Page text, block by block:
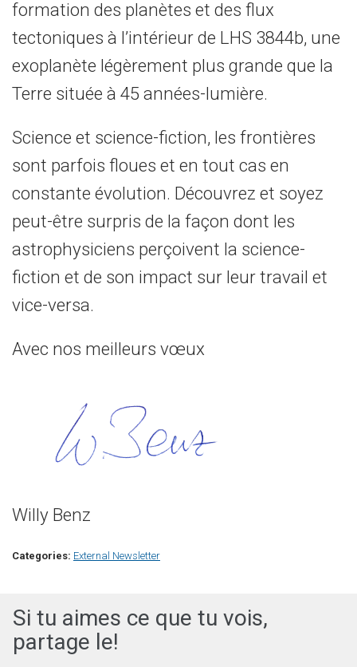
formation des planètes et des flux
tectoniques à l’intérieur de LHS 3844b, une
exoplanète légèrement plus grande que la
Terre située à 45 années-lumière.
Science et science-fiction, les frontières
sont parfois floues et en tout cas en
constante évolution. Découvrez et soyez
peut-être surpris de la façon dont les
astrophysiciens perçoivent la science-
fiction et de son impact sur leur travail et
vice-versa.
Avec nos meilleurs vœux
Willy Benz
Categories: External Newsletter
Si tu aimes ce que tu vois,
partage le!